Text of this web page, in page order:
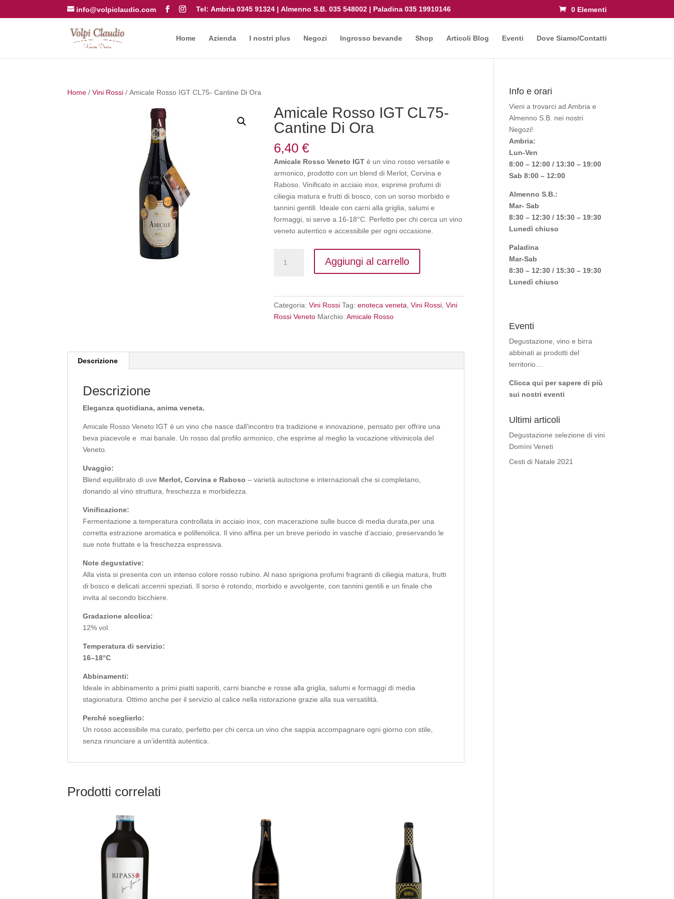
info@volpiclaudio.com 0 Elementi
Tel:Ambria 0345 91324 |Almenno S.B. 035 548002 | Paladina 035 19910146
Home Azienda I nostri plus Negozi Ingrosso bevande Shop Articoli Blog Eventi Dove Siamo/Contatti
Home /Vini Rossi / Amicale Rosso IGT CL75- Cantine Di Ora
Amicale Rosso IGT CL75-
Cantine Di Ora
6,40€
Amicale Rosso Veneto IGT è un vino rosso versatile e
armonico, prodotto con un blend di Merlot, Corvina e
Raboso. Vinificato in acciaio inox, esprime profumi di
ciliegia matura e frutti di bosco, con un sorso morbido e
tannini gentili. Ideale con carni alla griglia, salumi e
formaggi, si serve a 16-18°C. Perfetto per chi cerca un vino
veneto autentico e accessibile per ogni occasione.
Rosso
Aggiungi al carrello
Categoria:Vini Rossi Tag:enoteca veneta ,Vini Rossi ,Vini
Rossi Veneto Marchio:Amicale Rosso
Descrizione
Descrizione
Eleganza quotidiana, anima veneta.
Amicale Rosso Veneto IGT è un vino che nasce dall’incontro tra tradizione e innovazione, pensato per offrire una
beva piacevole e mai banale. Un rosso dal profilo armonico, che esprime al meglio la vocazione vitivinicola del
Veneto.
Uvaggio:
Blend equilibrato di uve Merlot, Corvina e Raboso– varietà autoctone e internazionali che si completano,
donando al vino struttura, freschezza e morbidezza.
Vinificazione:
Fermentazione a temperatura controllata in acciaio inox, con macerazione sulle bucce di media durata,per una
corretta estrazione aromatica e polifenolica. Il vino affina per un breve periodo in vasche d’acciaio, preservando le
sue note fruttate e la freschezza espressiva.
Note degustative:
Alla vista si presenta con un intenso colore rosso rubino. Al naso sprigiona profumi fragranti di ciliegia matura, frutti
di bosco e delicati accenni speziati. Il sorso è rotondo, morbido e avvolgente, con tannini gentili e un finale che
invita al secondo bicchiere.
Gradazione alcolica:
12% vol.
Temperatura di servizio:
16–18°C
Abbinamenti:
Ideale in abbinamento a primi piatti saporiti, carni bianche e rosse alla griglia, salumi e formaggi di media
stagionatura. Ottimo anche per il servizio al calice nella ristorazione grazie alla sua versatilità.
Perché sceglierlo:
Un rosso accessibile ma curato, perfetto per chi cerca un vino che sappia accompagnare ogni giorno con stile,
senza rinunciare a un’identità autentica.
Prodotti correlati
Info e orari
Vieni a trovarci ad Ambria e
Almenno S.B. nei nostri
Negozi!
Ambria:
Lun-Ven
8:00 – 12:00 / 13:30 – 19:00
Sab 8:00 – 12:00
Almenno S.B.:
Mar- Sab
8:30 – 12:30 / 15:30 – 19:30
Lunedì chiuso
Paladina
Mar-Sab
8:30 – 12:30 / 15:30 – 19:30
Lunedì chiuso
Eventi
Degustazione, vino e birra
abbinati ai prodotti del
territorio…
Clicca qui per sapere di più
sui nostri eventi
Ultimi articoli
Degustazione selezione di vini
Domìni Veneti
Cesti di Natale 2021